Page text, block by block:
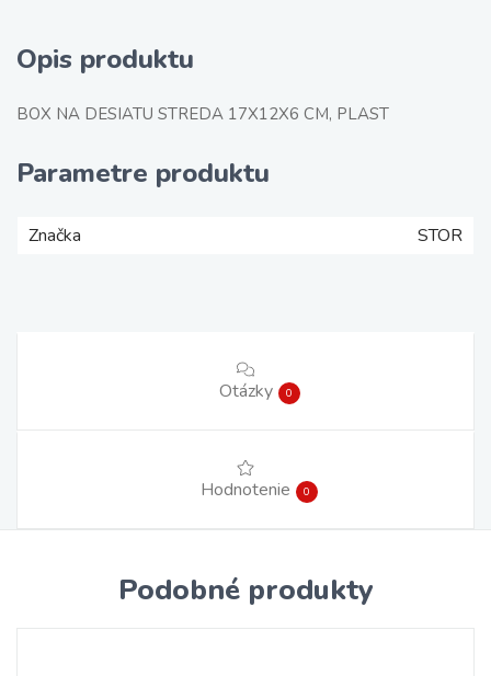
Opis produktu
BOX NA DESIATU STREDA 17X12X6 CM, PLAST
Parametre produktu
Značka STOR
Otázky 0
Hodnotenie 0
Podobné produkty